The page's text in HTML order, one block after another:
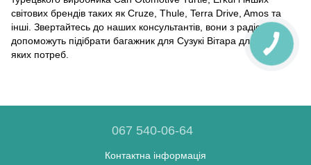
світових брендів таких як Cruze, Thule, Terra Drive, Amos та
інші. Звертайтесь до наших консультантів, вони з радістю
допоможуть підібрати багажник для Сузукі Вітара для будь-
яких потреб.
067 540-06-64
Контактна інформація